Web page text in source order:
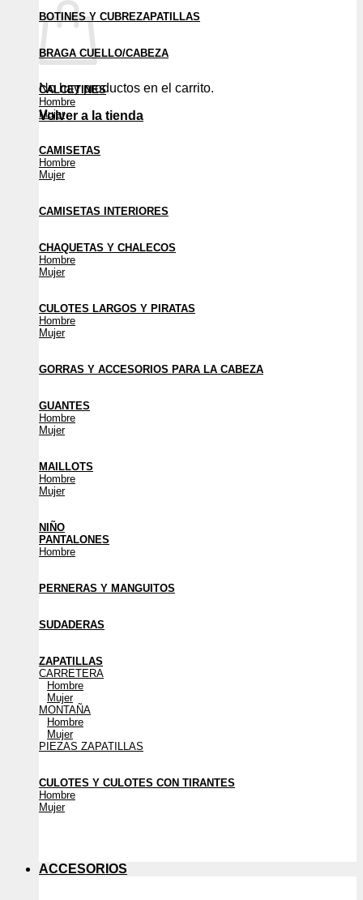
No hay productos en el carrito.
Volver a la tienda
BOTINES Y CUBREZAPATILLAS
BRAGA CUELLO/CABEZA
CALCETINES
Hombre
Mujer
CAMISETAS
Hombre
Mujer
CAMISETAS INTERIORES
CHAQUETAS Y CHALECOS
Hombre
Mujer
CULOTES LARGOS Y PIRATAS
Hombre
Mujer
GORRAS Y ACCESORIOS PARA LA CABEZA
GUANTES
Hombre
Mujer
MAILLOTS
Hombre
Mujer
NIÑO
PANTALONES
Hombre
PERNERAS Y MANGUITOS
SUDADERAS
ZAPATILLAS
CARRETERA
Hombre
Mujer
MONTAÑA
Hombre
Mujer
PIEZAS ZAPATILLAS
CULOTES Y CULOTES CON TIRANTES
Hombre
Mujer
ACCESORIOS